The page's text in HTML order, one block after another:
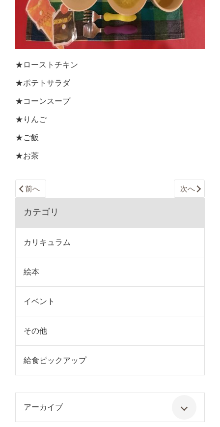
★ローストチキン
★ポテトサラダ
★コーンスープ
★りんご
★ご飯
★お茶
前へ 次へ
カテゴリ
カリキュラム
絵本
イベント
その他
給食ピックアップ
アーカイブ